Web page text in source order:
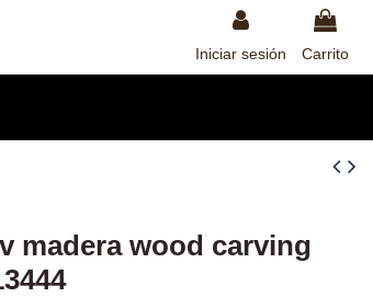
Iniciar sesión Carrito
madera wood carving